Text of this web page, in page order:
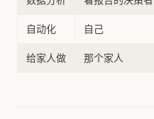
自动化 自己
给家人做 那个家人